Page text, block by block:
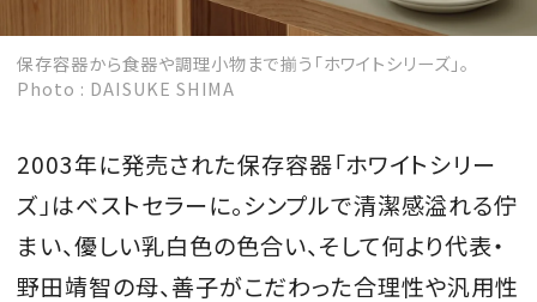
保存容器から食器や調理小物まで揃う「ホワイトシリーズ」。
Photo : DAISUKE SHIMA
2003年に発売された保存容器「ホワイトシリー
ズ」はベストセラーに。シンプルで清潔感溢れる佇
まい、優しい乳白色の色合い、そして何より代表・
野田靖智の母、善子がこだわった合理性や汎用性